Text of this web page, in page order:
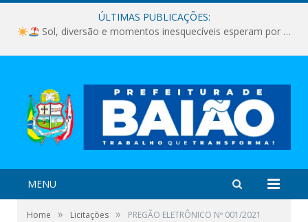
ÚLTIMAS PUBLICAÇÕES:
Sol, diversão e momentos inesquecíveis esperam por você!
MENU
Home » Licitações »
PREGÃO ELETRÔNICO Nº 001/2021